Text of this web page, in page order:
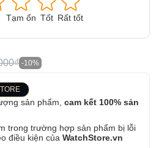
Tạm ổn Tốt Rất tốt
-10%
sản phẩm, cam kết 100% sản
trong trường hợp sản phẩm bị lỗi
điều kiện của WatchStore.vn